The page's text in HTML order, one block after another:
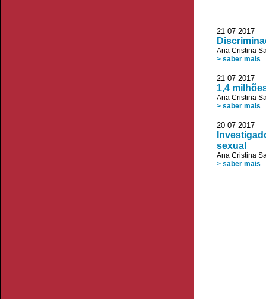
21-07-2017
Ana Cristina
> saber mais
21-07-
1,4
Ana Cristina
> saber mais
20-07-2017
sexual
Ana Cristina
> saber mais